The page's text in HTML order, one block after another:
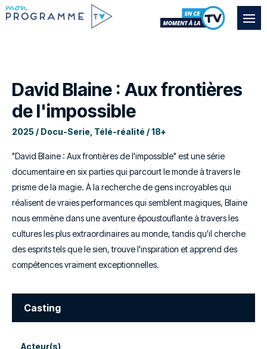
David Blaine : Aux frontières
de l'impossible
2025 / Docu-Serie, Télé-réalité / 18+
"David Blaine : Aux frontières de l'impossible" est une série
documentaire en six parties qui parcourt le monde à travers le
prisme de la magie. À la recherche de gens incroyables qui
réalisent de vraies performances qui semblent magiques, Blaine
nous emmène dans une aventure époustouflante à travers les
cultures les plus extraordinaires au monde, tandis qu'il cherche
des esprits tels que le sien, trouve l'inspiration et apprend des
compétences vraiment exceptionnelles.
Casting
Acteur(s)